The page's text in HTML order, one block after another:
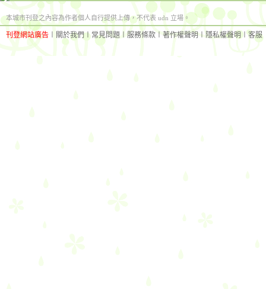
本城市刊登之內容為作者個人自行提供上傳，不代表 udn 立場。
刊登網站廣告 關於我們︱常見問題 服務條款 著作權聲明 ︱ 隱私權聲明 ︱客服